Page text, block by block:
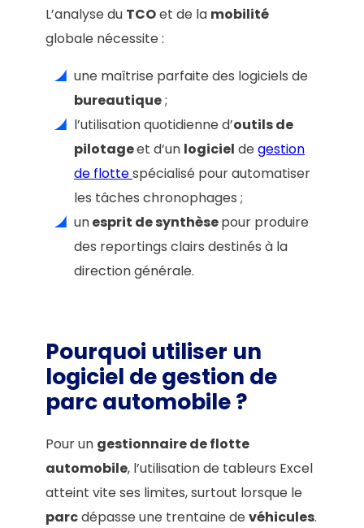
L’analyse du TCOet de la mobilité
globale nécessite :
une maîtrise parfaite des logiciels de
bureautique;
l’utilisation quotidienne d’outils de
pilotageet d’un logiciel degestion
de flottespécialisé pour automatiser
les tâches chronophages ;
unesprit de synthèsepour produire
des reportings clairs destinés à la
direction générale.
Pourquoi utiliser un
logiciel de gestion de
parc automobile ?
Pour un gestionnaire de flotte
automobile, l’utilisation de tableurs Excel
atteint vite ses limites, surtout lorsque le
parcdépasse une trentaine devéhicules.